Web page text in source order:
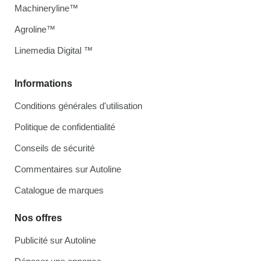
Informations
Conditions générales d'utilisation
Politique de confidentialité
Conseils de sécurité
Commentaires sur Autoline
Catalogue de marques
Nos offres
Publicité sur Autoline
Machineryline™
Agroline™
Linemedia Digital ™